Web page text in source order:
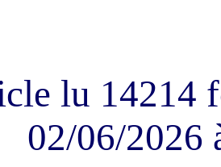
lu 14214
02/06/2026